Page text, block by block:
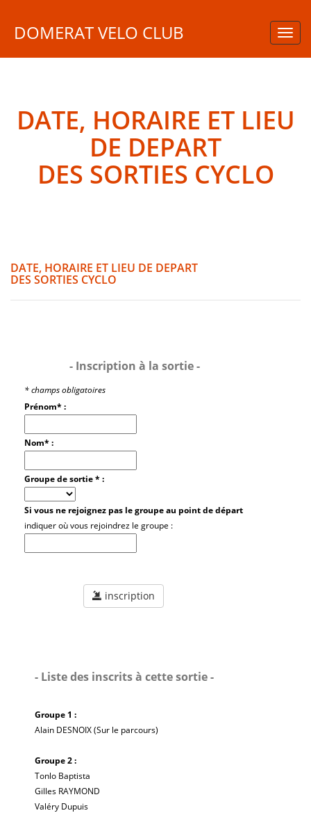
DOMERAT VELO CLUB
DATE, HORAIRE ET LIEU
DE DEPART
DES SORTIES CYCLO
DATE, HORAIRE ET LIEU DE DEPART
DES SORTIES CYCLO
- Inscription à la sortie -
* champs obligatoires
Prénom* :
Nom* :
Groupe de sortie * :
Si vous ne rejoignez pas le groupe au point de départ
indiquer où vous rejoindrez le groupe :
inscription
- Liste des inscrits à cette sortie -
Groupe 1 :
Alain DESNOIX (Sur le parcours)
Groupe 2 :
Tonlo Baptista
Gilles RAYMOND
Valéry Dupuis